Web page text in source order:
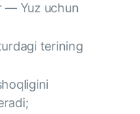
— Yuz uchun
terining